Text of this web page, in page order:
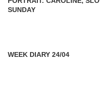
SUNDAY
WEEK DIARY 24/04